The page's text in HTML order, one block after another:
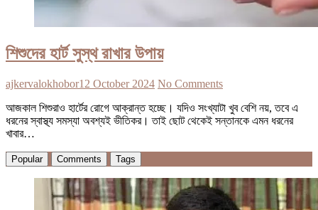
শিশুদের হার্ট সুস্থ রাখার উপায়
ajkervalokhobor12 October 2024 No Comments
আজকাল শিশুরাও হার্টের রোগে আক্রান্ত হচ্ছে। যদিও সংখ্যাটা খুব বেশি নয়, তবে এ
ধরনের স্বাস্থ্য সমস্যা অবশ্যই ভীতিকর। তাই ছোট থেকেই সন্তানকে এমন ধরনের
খাবার…
Popular Comments Tags